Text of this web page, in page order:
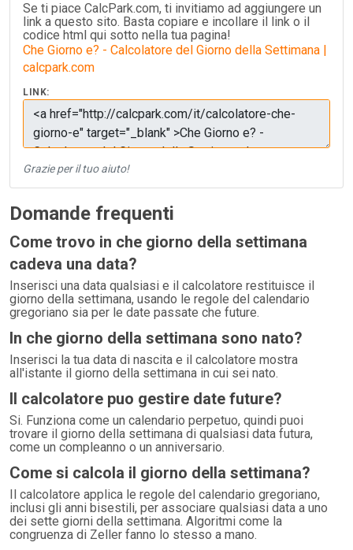
Se ti piace CalcPark.com, ti invitiamo ad aggiungere un
link a questo sito. Basta copiare e incollare il link o il
codice html qui sotto nella tua pagina!
Che Giorno e? - Calcolatore del Giorno della Settimana |
calcpark.com
LINK:
Grazie per il tuo aiuto!
Domande frequenti
Come trovo in che giorno della settimana
cadeva una data?
Inserisci una data qualsiasi e il calcolatore restituisce il
giorno della settimana, usando le regole del calendario
gregoriano sia per le date passate che future.
In che giorno della settimana sono nato?
Inserisci la tua data di nascita e il calcolatore mostra
all'istante il giorno della settimana in cui sei nato.
Il calcolatore puo gestire date future?
Si. Funziona come un calendario perpetuo, quindi puoi
trovare il giorno della settimana di qualsiasi data futura,
come un compleanno o un anniversario.
Come si calcola il giorno della settimana?
Il calcolatore applica le regole del calendario gregoriano,
inclusi gli anni bisestili, per associare qualsiasi data a uno
dei sette giorni della settimana. Algoritmi come la
congruenza di Zeller fanno lo stesso a mano.